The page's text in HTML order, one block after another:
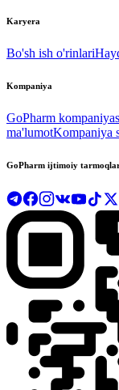
Karyera
Bo'sh ish o'rinlari
Kompaniya
GoPharm
ma'lumotKompaniya
GoPharm ijtimoiy